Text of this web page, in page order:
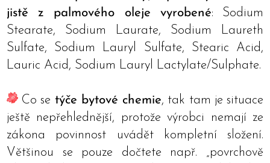
jistě z palmového oleje vyrobené: Sodium
Stearate, Sodium Laurate, Sodium Laureth
Sulfate, Sodium Lauryl Sulfate, Stearic Acid,
Lauric Acid, Sodium Lauryl Lactylate/Sulphate.
Co se týče bytové chemie, tak tam je situace
ještě nepřehlednější, protože výrobci nemají ze
zákona povinnost uvádět kompletní složení.
Většinou se pouze dočtete např. „povrchově